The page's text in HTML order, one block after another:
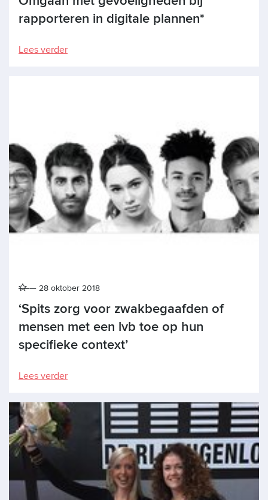
rapporteren in digitale plannen*
Lees verder
‘Spits zorg voor zwakbegaafden of
mensen met een lvb toe op hun
specifieke context’
28 oktober 2018
Lees verder